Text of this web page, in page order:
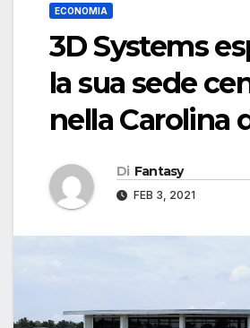
ECONOMIA
3D Systems
la sua sede
nella Carolina
Di Fantasy
FEB 3, 2021